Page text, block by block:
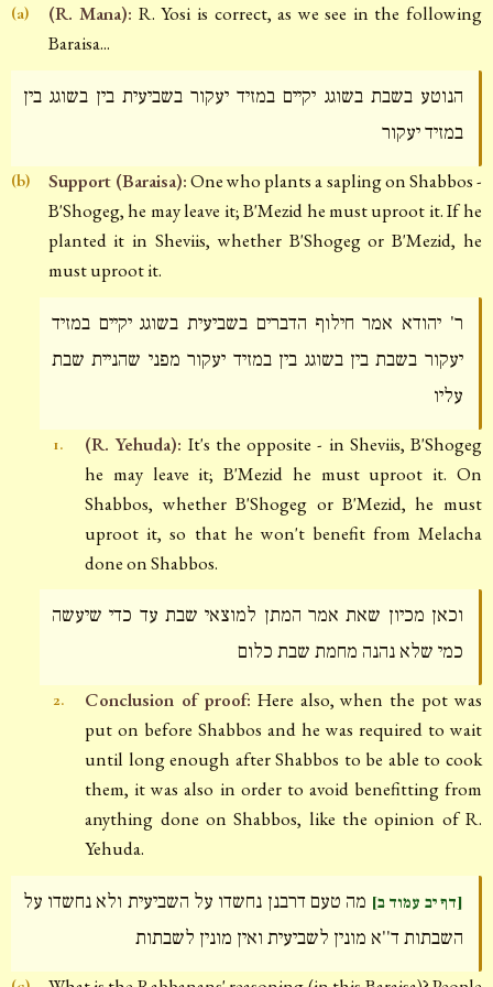
(a) (R. Mana): R. Yosi is correct, as we see in the following
Baraisa...
הנוטע בשבת בשוגג יקיים במזיד יעקור בשביעית בין בשוגג בין
במזיד יעקור
(b) Support (Baraisa):One who plants a sapling on Shabbos -
B'Shogeg, he may leave it; B'Mezid he must uproot it. If he
planted it in Sheviis, whether B'Shogeg or B'Mezid, he
must uproot it.
ר' יהודא אמר חילוף הדברים בשביעית בשוגג יקיים במזיד
יעקור בשבת בין בשוגג בין במזיד יעקור מפני שהניית שבת
עליו
1. (R. Yehuda): It's the opposite - in Sheviis, B'Shogeg
he may leave it; B'Mezid he must uproot it. On
Shabbos, whether B'Shogeg or B'Mezid, he must
uproot it, so that he won't benefit from Melacha
done on Shabbos.
וכאן מכיון שאת אמר המתן למוצאי שבת עד כדי שיעשה
כמי שלא נהנה מחמת שבת כלום
2. Conclusion of proof: Here also, when the pot was
put on before Shabbos and he was required to wait
until long enough after Shabbos to be able to cook
them, it was also in order to avoid benefitting from
anything done on Shabbos, like the opinion of R.
Yehuda.
[דף יב עמוד ב] מה טעם דרבנן נחשדו על השביעית ולא נחשדו על
השבתות ד''א מונין לשביעית ואין מונין לשבתות